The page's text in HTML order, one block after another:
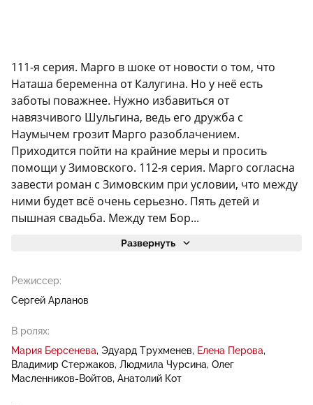
111-я серия. Марго в шоке от новости о том, что
Наташа беременна от Калугина. Но у неё есть
заботы поважнее. Нужно избавиться от
навязчивого Шульгина, ведь его дружба с
Наумычем грозит Марго разоблачением.
Приходится пойти на крайние меры и просить
помощи у Зимовского. 112-я серия. Марго согласна
завести роман с Зимовским при условии, что между
ними будет всё очень серьезно. Пять детей и
пышная свадьба. Между тем Бор...
Развернуть
Режиссер:
Сергей Арланов
В ролях:
Мария Берсенева Эдуард Трухменев
Елена Перова
Владимир Стержаков Людмила Чурсина Олег
Масленников-Войтов Анатолий Кот